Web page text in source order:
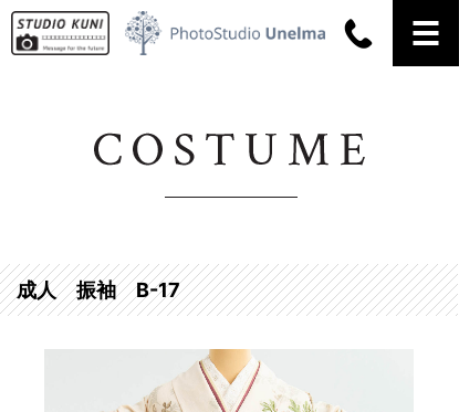
オ・クニ】にお任せください。
成人 振袖 B-17